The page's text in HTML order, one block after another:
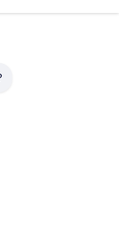
580KGS Blue
30hp 10 βιδών